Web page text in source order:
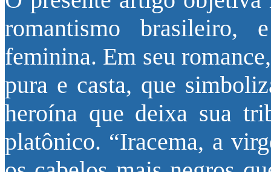
romantismo brasileiro,
feminina. Em seu
pura e casta, que
heroína que deixa sua
platônico. “Iracema, a